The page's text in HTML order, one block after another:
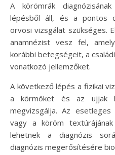
A körömrák
lépésből áll, és a pontos
orvosi vizsgálat szükséges.
anamnézist vesz fel,
korábbi betegségeit, a
vonatkozó jellemzőket.
A következő lépés a fizikai
a körmöket és az ujjak
megvizsgálja. Az esetleges
vagy a köröm
lehetnek a diagnózis
diagnózis megerősítésére